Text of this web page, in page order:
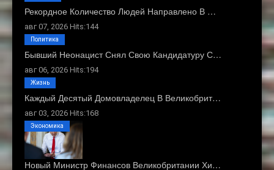
Рекордное Количество Людей Направлено В …
авг 07, 2026 Hits:144
Бывший Неонацист Снял Свою Кандидатуру С…
авг 06, 2026 Hits:194
Политика
Каждый Десятый Домовладелец В Великобрит…
авг 03, 2026 Hits:168
Жизнь
Новый Министр Финансов Великобритании Хи…
Экономика